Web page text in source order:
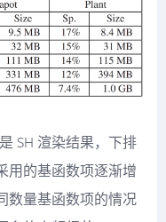
SH 渲染结果，下排
用的基函数项逐渐增
数量基函数项的情况